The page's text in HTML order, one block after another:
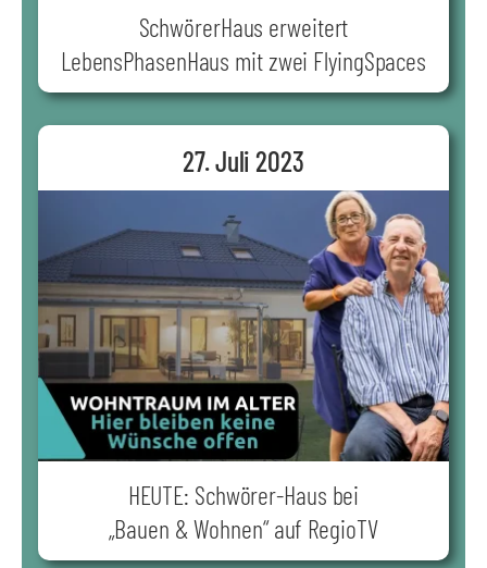
SchwörerHaus erweitert
LebensPhasenHaus mit zwei FlyingSpaces
27. Juli 2023
HEUTE: Schwörer-Haus bei
„Bauen & Wohnen“ auf RegioTV